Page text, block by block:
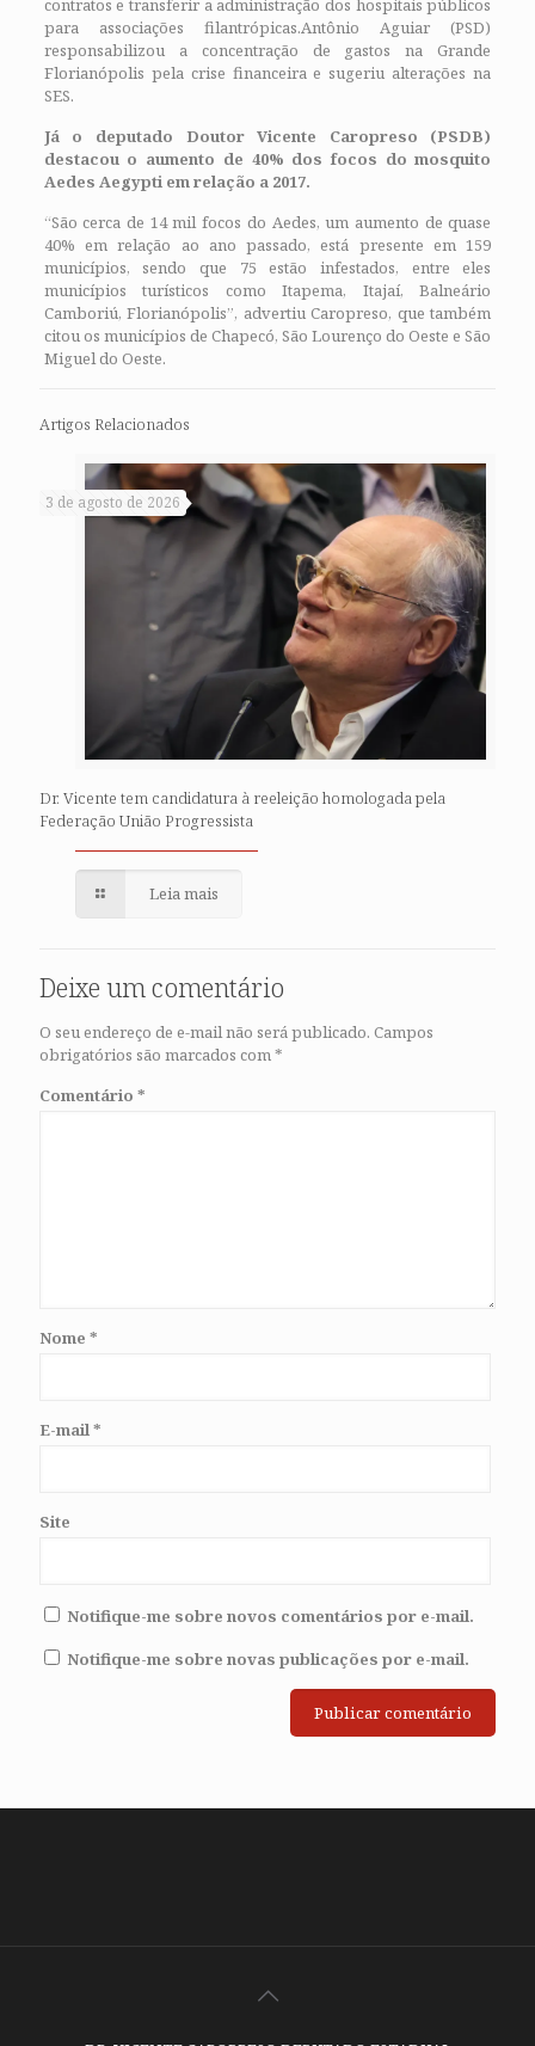
contratos e transferir a administração dos hospitais públicos
para associações filantrópicas.Antônio Aguiar (PSD)
responsabilizou a concentração de gastos na Grande
Florianópolis pela crise financeira e sugeriu alterações na
SES.
Já o deputado Doutor Vicente Caropreso (PSDB)
destacou o aumento de 40% dos focos do mosquito
Aedes Aegypti em relação a 2017.
“São cerca de 14 mil focos do Aedes, um aumento de quase
40% em relação ao ano passado, está presente em 159
municípios, sendo que 75 estão infestados, entre eles
municípios turísticos como Itapema, Itajaí, Balneário
Camboriú, Florianópolis”, advertiu Caropreso, que também
citou os municípios de Chapecó, São Lourenço do Oeste e São
Miguel do Oeste.
Artigos Relacionados
3 de agosto de 2026
Dr. Vicente tem candidatura à reeleição homologada pela
Federação União Progressista
Leia mais
Deixe um comentário
O seu endereço de e-mail não será publicado. Campos
obrigatórios são marcados com *
Comentário *
Nome *
E-mail *
Site
Notifique-me sobre novos comentários por e-mail.
Notifique-me sobre novas publicações por e-mail.